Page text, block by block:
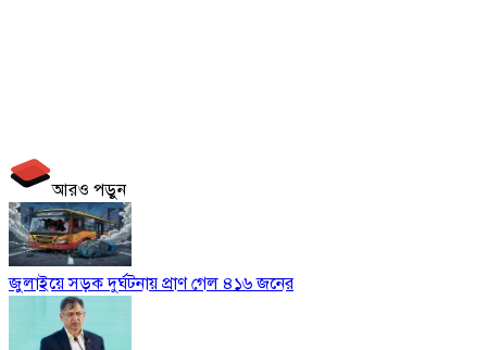
আরও পড়ুন
জুলাইয়ে সড়ক দুর্ঘটনায় প্রাণ গেল ৪১৬ জনের